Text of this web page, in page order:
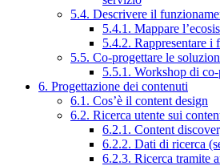
5.4. Descrivere il
5.4.1. Mappare
5.4.2. Rappresentare i
5.5. Co-progettare le
5.5.1. Workshop di
6. Progettazione dei contenuti
6.1. Cos’è il content design
6.2. Ricerca utente sui
6.2.1. Content
6.2.2. Dati di ricerca
6.2.3. Ricerca tramite